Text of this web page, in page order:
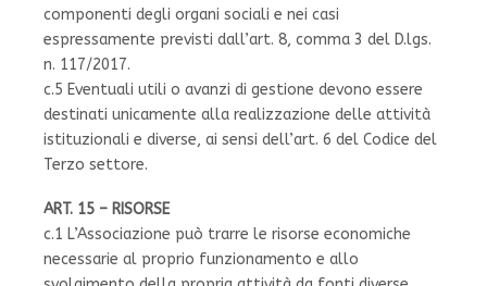
componenti degli organi sociali e nei casi
espressamente previsti dall’art. 8, comma 3 del D.lgs.
n. 117/2017.
c.5 Eventuali utili o avanzi di gestione devono essere
destinati unicamente alla realizzazione delle attività
istituzionali e diverse, ai sensi dell’art. 6 del Codice del
Terzo settore.
ART. 15 – RISORSE
c.1 L’Associazione può trarre le risorse economiche
necessarie al proprio funzionamento e allo